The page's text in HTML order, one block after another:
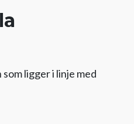
ligger i linje med